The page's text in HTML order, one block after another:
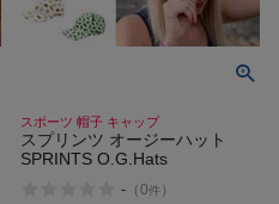
スポーツ 帽子 キャップ
スプリンツ オージーハット
SPRINTS O.G.Hats
- （0件 ）